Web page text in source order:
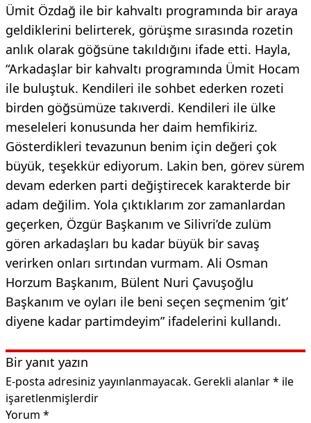
Ümit Özdağ ile bir kahvaltı programında bir araya
geldiklerini belirterek, görüşme sırasında rozetin
anlık olarak göğsüne takıldığını ifade etti. Hayla,
“Arkadaşlar bir kahvaltı programında Ümit Hocam
ile buluştuk. Kendileri ile sohbet ederken rozeti
birden göğsümüze takıverdi. Kendileri ile ülke
meseleleri konusunda her daim hemfikiriz.
Gösterdikleri tevazunun benim için değeri çok
büyük, teşekkür ediyorum. Lakin ben, görev sürem
devam ederken parti değiştirecek karakterde bir
adam değilim. Yola çıktıklarım zor zamanlardan
geçerken, Özgür Başkanım ve Silivri’de zulüm
gören arkadaşları bu kadar büyük bir savaş
verirken onları sırtından vurmam. Ali Osman
Horzum Başkanım, Bülent Nuri Çavuşoğlu
Başkanım ve oyları ile beni seçen seçmenim ‘git’
diyene kadar partimdeyim” ifadelerini kullandı.
Bir yanıt yazın
E-posta adresiniz yayınlanmayacak. Gerekli alanlar* ile
işaretlenmişlerdir
Yorum *